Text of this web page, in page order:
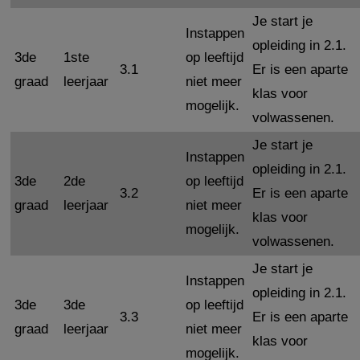
3de
graad
1ste
leerjaar
3.1
Instappen
op leeftijd
niet meer
mogelijk.
Je start je
opleiding in 2.1.
Er is een aparte
klas voor
volwassenen.
3de
graad
2de
leerjaar
3.2
Instappen
op leeftijd
niet meer
mogelijk.
Je start je
opleiding in 2.1.
Er is een aparte
klas voor
volwassenen.
3de
graad
3de
leerjaar
3.3
Instappen
op leeftijd
niet meer
mogelijk.
Je start je
opleiding in 2.1.
Er is een aparte
klas voor